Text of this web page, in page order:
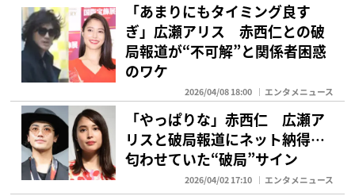
「あまりにもタイミング良す
ぎ」広瀬アリス 赤西仁との破
局報道が“不可解”と関係者困惑
のワケ
2026/04/08 18:00 エンタメニュース
「やっぱりな」赤西仁 広瀬ア
リスと破局報道にネット納得…
匂わせていた“破局”サイン
2026/04/02 17:10 エンタメニュース